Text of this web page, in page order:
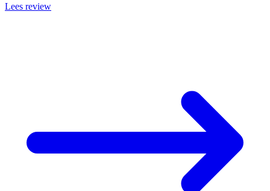
Lees review